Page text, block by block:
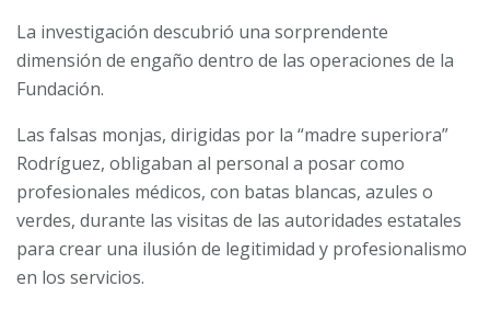
La investigación descubrió una sorprendente
dimensión de engaño dentro de las operaciones de la
Fundación.
Las falsas monjas, dirigidas por la “madre superiora”
Rodríguez, obligaban al personal a posar como
profesionales médicos, con batas blancas, azules o
verdes, durante las visitas de las autoridades estatales
para crear una ilusión de legitimidad y profesionalismo
en los servicios.